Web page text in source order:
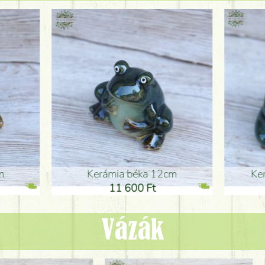
béka 12cm
600 Ft
Kerámia béka 12cm
11 600 Ft
Vázák